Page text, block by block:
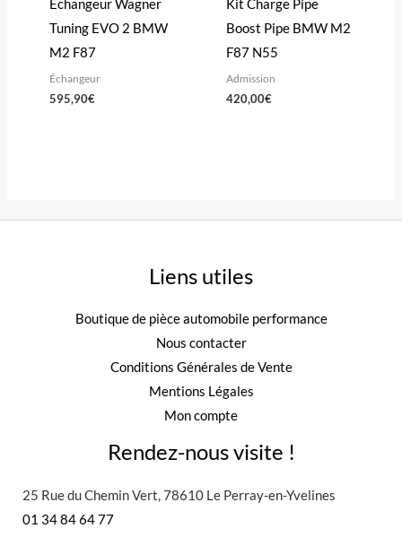
Échangeur Wagner
Tuning EVO 2 BMW
M2 F87
Échangeur
595,90€
Kit Charge Pipe
Boost Pipe BMW M2
F87 N55
Admission
420,00€
Liens utiles
Boutique de pièce automobile performance
Nous contacter
Conditions Générales de Vente
Mentions Légales
Mon compte
Rendez-nous visite !
25 Rue du Chemin Vert, 78610 Le Perray-en-Yvelines
01 34 84 64 77